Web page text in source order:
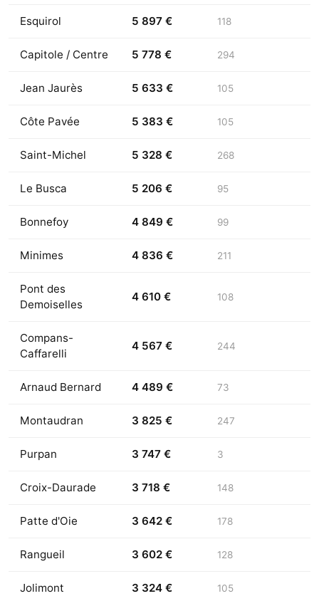
Esquirol 5 897 € 118
Capitole / Centre 5 778 € 294
Jean Jaurès 5 633 € 105
Côte Pavée 5 383 € 105
Saint-Michel 5 328 € 268
Le Busca 5 206 € 95
Bonnefoy 4 849 € 99
Minimes 4 836 € 211
Pont des
Demoiselles
4 610 € 108
Compans-
Caffarelli
4 567 € 244
Arnaud Bernard 4 489 € 73
Montaudran 3 825 € 247
Purpan 3 747 € 3
Croix-Daurade 3 718 € 148
Patte d'Oie 3 642 € 178
Rangueil 3 602 € 128
Jolimont 3 324 € 105